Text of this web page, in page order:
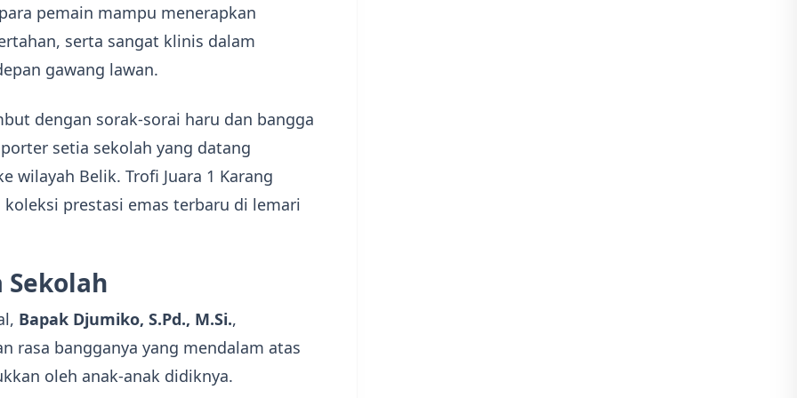
pemain mampu menerapkan
serta sangat klinis dalam
gawang lawan.
dengan sorak-sorai haru dan bangga
setia sekolah yang datang
wilayah Belik. Trofi Juara 1 Karang
prestasi emas terbaru di lemari
Bapak Djumiko, S.Pd., M.Si.,
rasa bangganya yang mendalam atas
oleh anak-anak didiknya.